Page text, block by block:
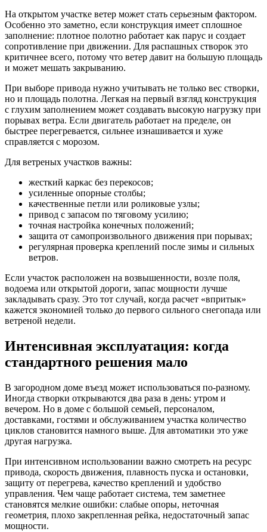
На открытом участке ветер может стать серьезным фактором.
Особенно это заметно, если конструкция имеет сплошное
заполнение: плотное полотно работает как парус и создает
сопротивление при движении. Для распашных створок это
критичнее всего, потому что ветер давит на большую площадь
и может мешать закрыванию.
При выборе привода нужно учитывать не только вес створки,
но и площадь полотна. Легкая на первый взгляд конструкция
с глухим заполнением может создавать высокую нагрузку при
порывах ветра. Если двигатель работает на пределе, он
быстрее перегревается, сильнее изнашивается и хуже
справляется с морозом.
Для ветреных участков важны:
жесткий каркас без перекосов;
усиленные опорные столбы;
качественные петли или роликовые узлы;
привод с запасом по тяговому усилию;
точная настройка конечных положений;
защита от самопроизвольного движения при порывах;
регулярная проверка креплений после зимы и сильных
ветров.
Если участок расположен на возвышенности, возле поля,
водоема или открытой дороги, запас мощности лучше
закладывать сразу. Это тот случай, когда расчет «впритык»
кажется экономией только до первого сильного снегопада или
ветреной недели.
Интенсивная эксплуатация: когда
стандартного решения мало
В загородном доме въезд может использоваться по-разному.
Иногда створки открываются два раза в день: утром и
вечером. Но в доме с большой семьей, персоналом,
доставками, гостями и обслуживанием участка количество
циклов становится намного выше. Для автоматики это уже
другая нагрузка.
При интенсивном использовании важно смотреть на ресурс
привода, скорость движения, плавность пуска и остановки,
защиту от перегрева, качество креплений и удобство
управления. Чем чаще работает система, тем заметнее
становятся мелкие ошибки: слабые опоры, неточная
геометрия, плохо закрепленная рейка, недостаточный запас
мощности.